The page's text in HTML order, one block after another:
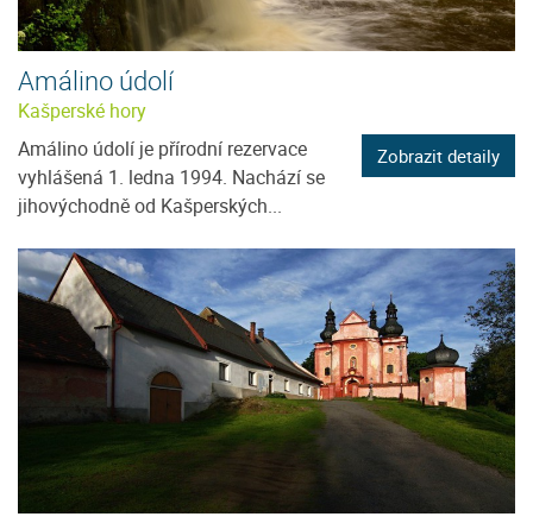
Amálino údolí
Kašperské hory
Amálino údolí je přírodní rezervace
vyhlášená 1. ledna 1994. Nachází se
jihovýchodně od Kašperských...
Zobrazit detaily